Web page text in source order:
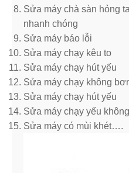
Sửa máy chà sàn hỏng
nhanh chóng
Sửa máy báo lỗi
Sửa máy chạy kêu to
Sửa máy chạy hút yếu
Sửa máy chạy không
Sửa máy chạy hút yếu
Sửa máy chạy yếu
Sửa máy có mùi khét….